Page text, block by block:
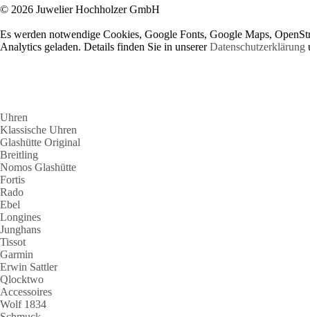
© 2026 Juwelier Hochholzer GmbH
Es werden notwendige Cookies, Google Fonts, Google Maps,
Analytics geladen. Details finden Sie in unsererDatenschutzerklärung
Uhren
Klassische Uhren
Glashütte Original
Breitling
Nomos Glashütte
Fortis
Rado
Ebel
Longines
Junghans
Tissot
Garmin
Erwin Sattler
Qlocktwo
Accessoires
Wolf 1834